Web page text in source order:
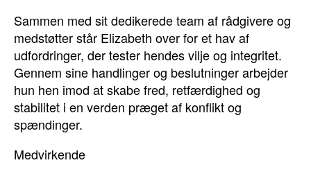
Sammen med sit dedikerede team af rådgivere og
medstøtter står Elizabeth over for et hav af
udfordringer, der tester hendes vilje og integritet.
Gennem sine handlinger og beslutninger arbejder
hun hen imod at skabe fred, retfærdighed og
stabilitet i en verden præget af konflikt og
spændinger.
Medvirkende